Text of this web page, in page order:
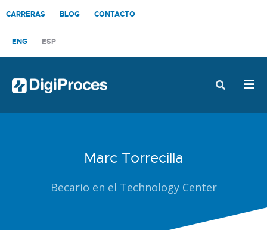
CARRERAS BLOG CONTACTO
ENG ESP
Marc Torrecilla
Becario en el Technology Center